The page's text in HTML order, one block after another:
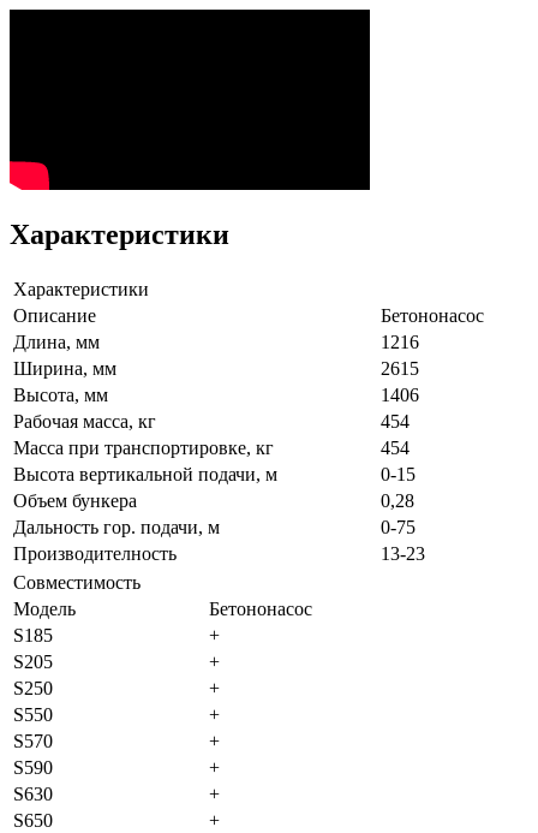
Характеристики
Характеристики
Описание
Бетононасос
Длина, мм
1216
Ширина, мм
2615
Высота, мм
1406
Рабочая масса, кг
454
Масса при транспортировке, кг
454
Высота вертикальной подачи, м
0-15
Объем бункера
0,28
Дальность гор. подачи, м
0-75
Производителность
13-23
Совместимость
Модель
Бетононасос
S185
+
S205
+
S250
+
S550
+
S570
+
S590
+
S630
+
S650
+